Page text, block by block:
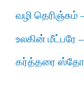
வழி தெரிஞ்சும்
உலகின் மீட்பரே
கர்த்தரை